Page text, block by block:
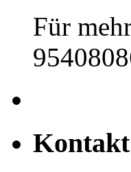
Für
Kontakt